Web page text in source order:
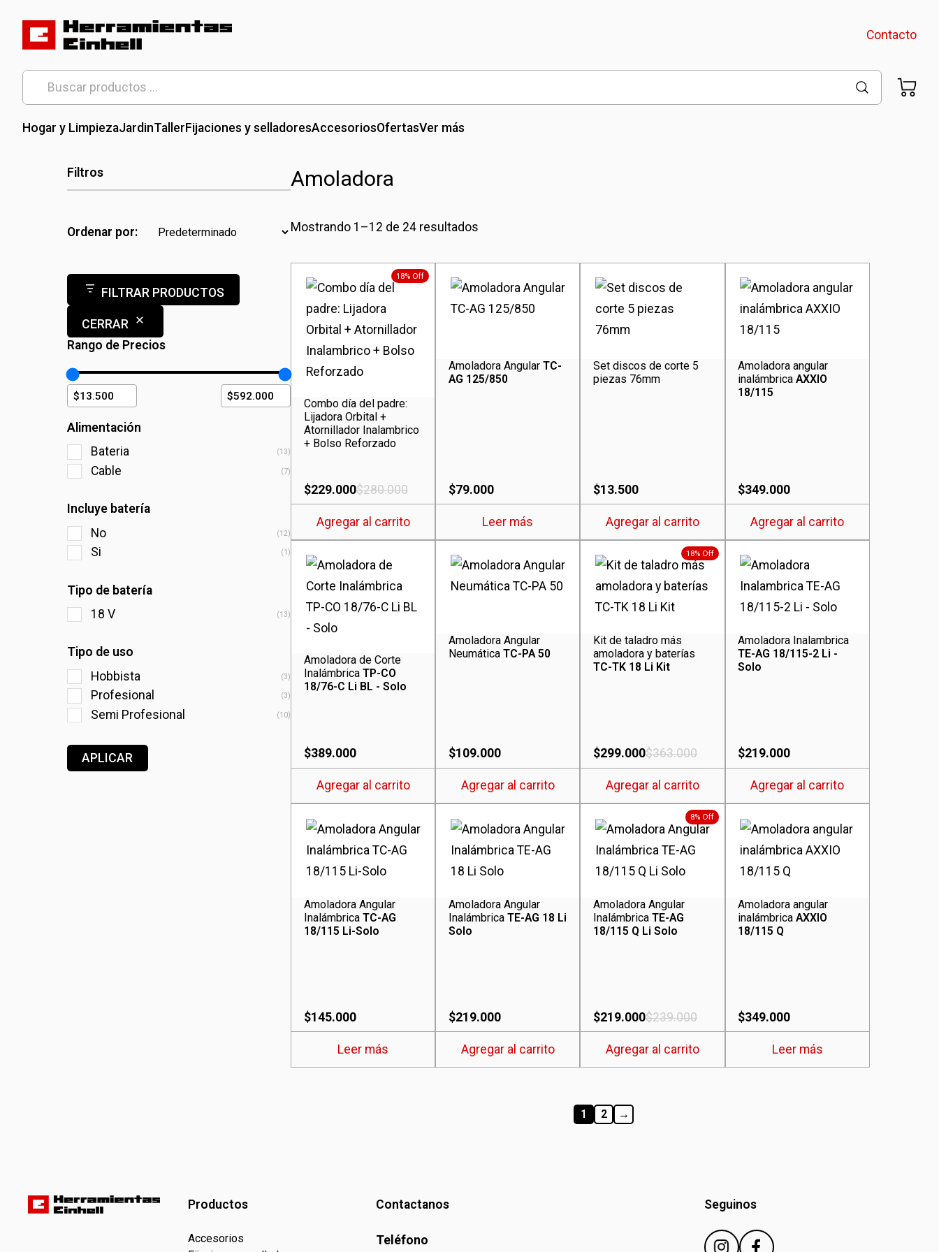
content
Herramientas Einhell
Distribuidor Oficial
Contacto
Buscar
por:
Hogar y LimpiezaJardinTallerFijaciones y selladoresAccesoriosOfertasVer más
Amoladora
Mostrando 1–12 de 24 resultados
18% Off
Combo día del padre:
Lijadora Orbital +
Atornillador Inalambrico
+ Bolso Reforzado
$280.000
$229.000
Agregar al carrito
Amoladora Angular TC-
AG 125/850
$79.000
Leer más
Set discos de corte 5
piezas 76mm
$13.500
Agregar al carrito
Amoladora angular
inalámbricaAXXIO
18/115
$349.000
Agregar al carrito
Amoladora de Corte
Inalámbrica TP-CO
18/76-C Li BL - Solo
$389.000
Agregar al carrito
Amoladora Angular
Neumática TC-PA 50
$109.000
Agregar al carrito
18% Off
Kit de taladro más
amoladora y baterías
TC-TK 18 Li Kit
$363.000
$299.000
Agregar al carrito
Amoladora Inalambrica
TE-AG 18/115-2 Li -
Solo
$219.000
Agregar al carrito
Amoladora Angular
Inalámbrica TC-AG
18/115 Li-Solo
$145.000
Leer más
Amoladora Angular
Inalámbrica TE-AG 18 Li
Solo
$219.000
Agregar al carrito
8% Off
Amoladora Angular
InalámbricaTE-AG
18/115 Q Li Solo
$239.000
$219.000
Agregar al carrito
Amoladora angular
inalámbricaAXXIO
18/115 Q
$349.000
Leer más
1 2 →
Filtros
Ordenar por:
FILTRAR PRODUCTOS
CERRAR
Rango de Precios
Alimentación
Bateria
(13)
Cable (7)
Incluye batería
No
(12)
Si (1)
Tipo de batería
18 V
(13)
Tipo de uso
Hobbista
(3)
Profesional (3)
Semi Profesional (10)
APLICAR
Productos
Accesorios
Contactanos
Teléfono
Seguinos